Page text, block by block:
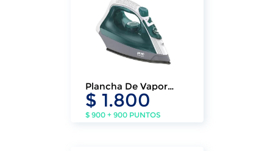
Plancha De Vapor
Eléctrica Arno
$ 1.800
$ 900 + 900 PUNTOS